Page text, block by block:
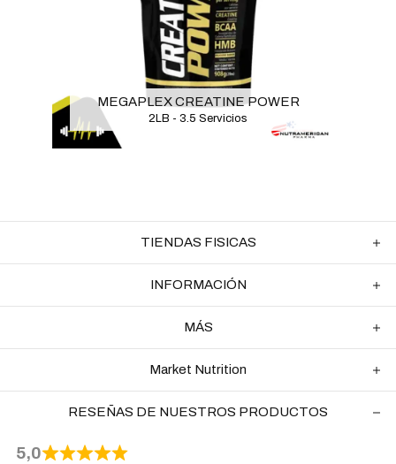
MEGAPLEX CREATINE POWER
2LB - 3.5 Servicios
TIENDAS FISICAS
INFORMACIÓN
MÁS
Market Nutrition
RESEÑAS DE NUESTROS PRODUCTOS
5,0